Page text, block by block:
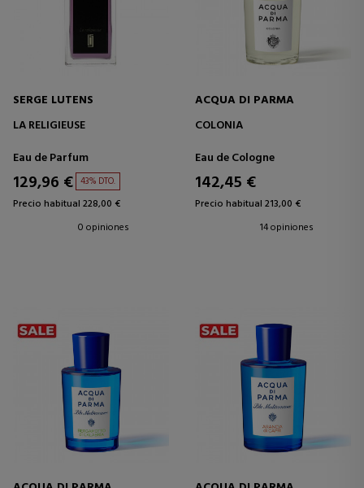
SERGE LUTENS
LA RELIGIEUSE
Eau de Parfum
129,96 € 43% DTO.
Precio habitual 228,00 €
0 opiniones
ACQUA DI PARMA
COLONIA
Eau de Cologne
142,45 €
Precio habitual 213,00 €
14 opiniones